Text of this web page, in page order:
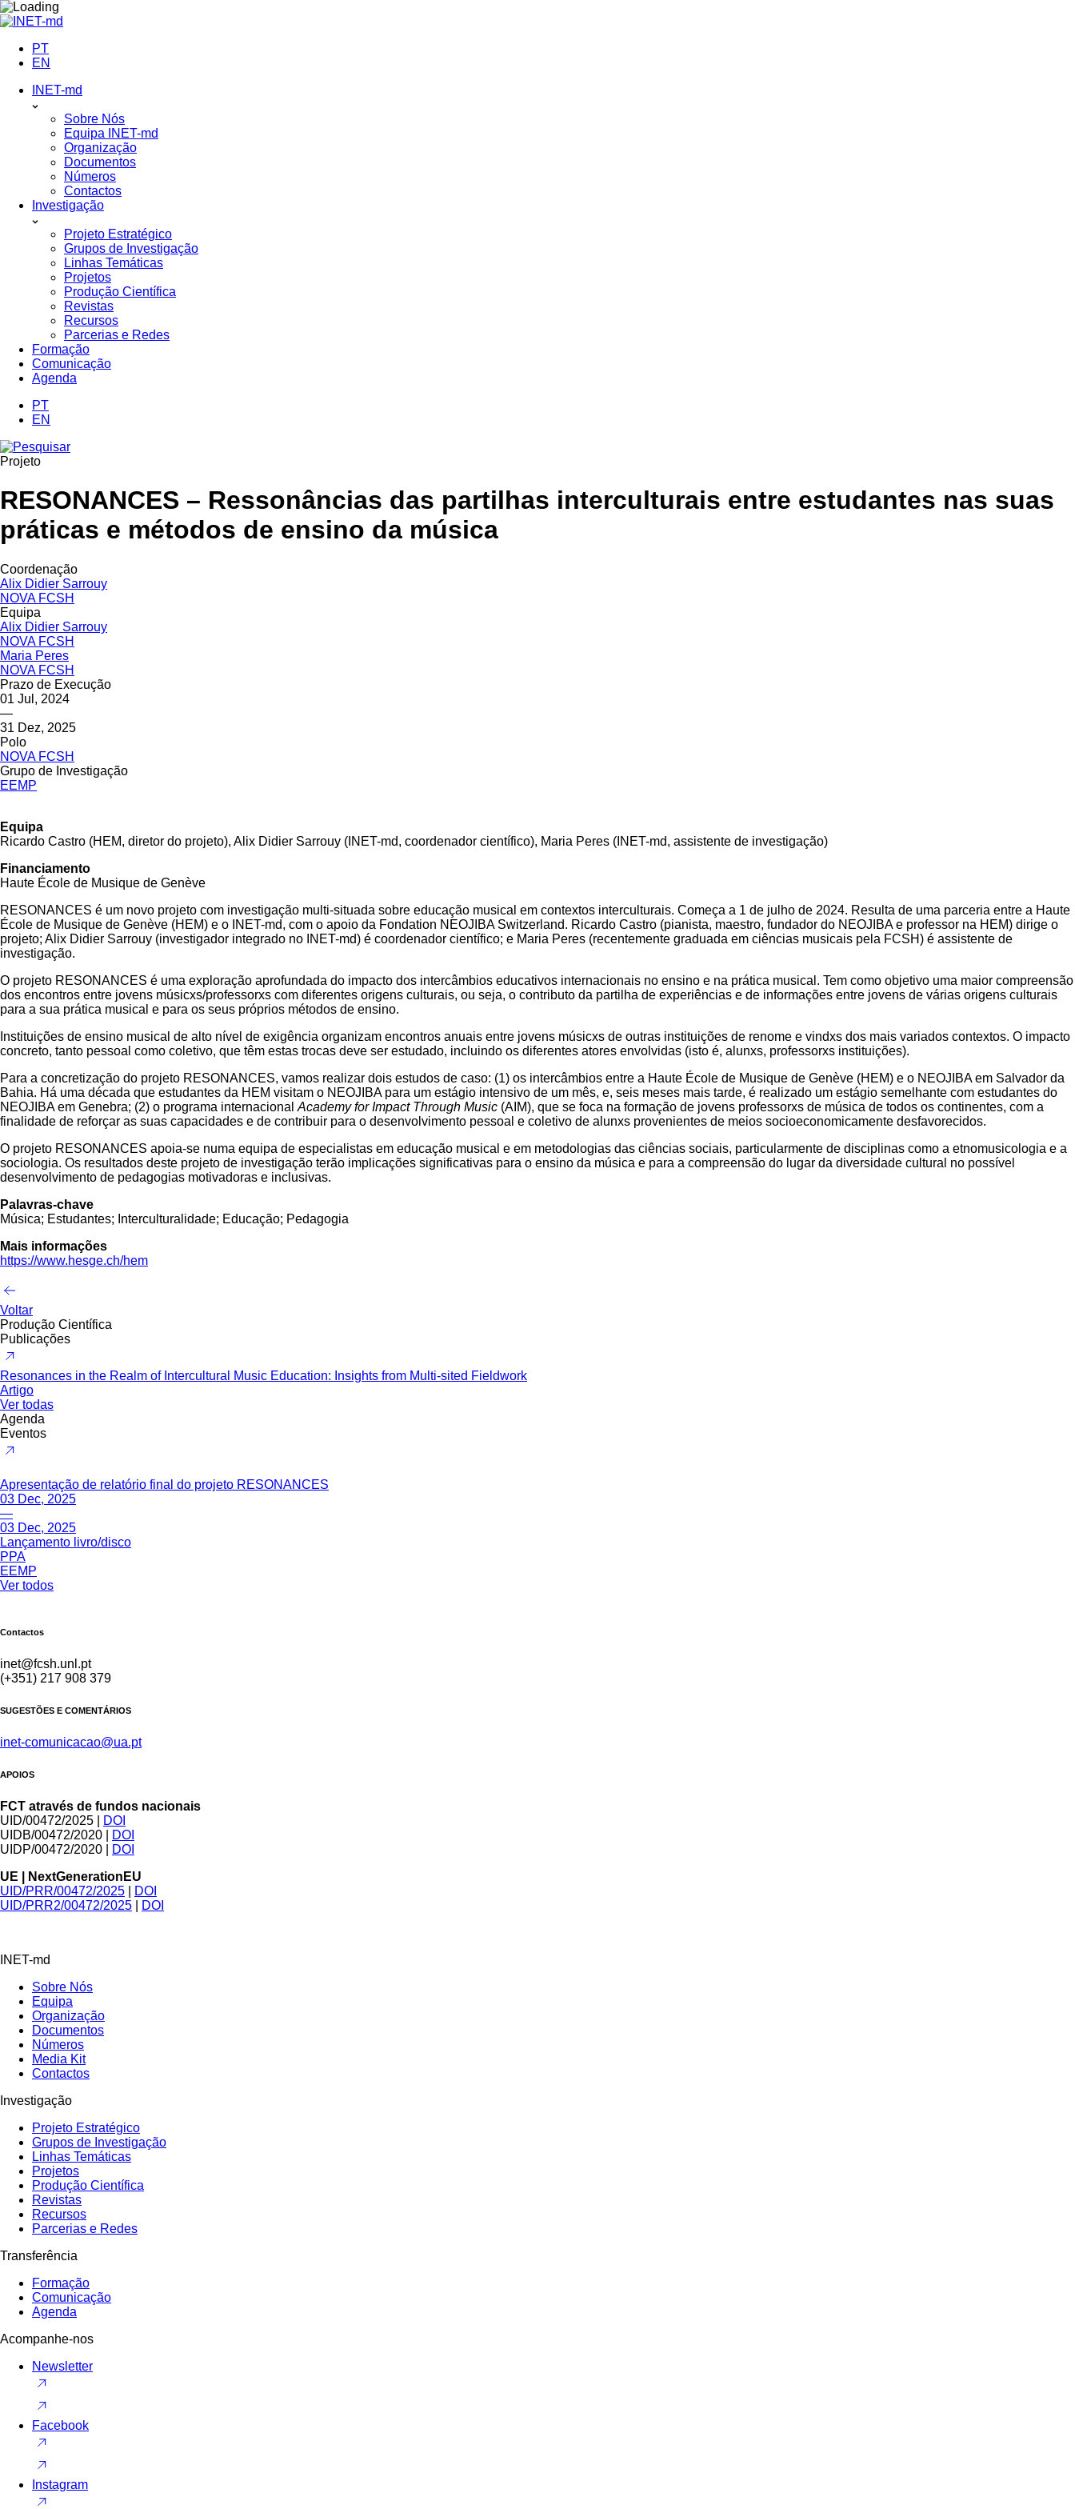
Skip
to
PT
EN
INET-md
Sobre Nós
Equipa INET-md
Organização
Documentos
Números
Contactos
Investigação
Projeto Estratégico
Grupos de Investigação
Linhas Temáticas
Projetos
Produção Científica
Revistas
Recursos
Parcerias e Redes
Formação
Comunicação
Agenda
PT
EN
Projeto
RESONANCES – Ressonâncias das partilhas interculturais entre estudantes nas suas
práticas e métodos de ensino da música
Coordenação
Alix Didier Sarrouy
NOVA FCSH
Equipa
Alix Didier Sarrouy
NOVA FCSH
Maria Peres
NOVA FCSH
Prazo de Execução
01 Jul, 2024
—
31 Dez, 2025
Polo
NOVA FCSH
Grupo de Investigação
EEMP
Equipa
Ricardo Castro (HEM, diretor do projeto), Alix Didier Sarrouy (INET-md, coordenador científico), Maria Peres (INET-md, assistente de investigação)
Financiamento
Haute École de Musique de Genève
RESONANCES é um novo projeto com investigação multi-situada sobre educação musical em contextos interculturais. Começa a 1 de julho de 2024. Resulta de uma parceria entre a Haute
École de Musique de Genève (HEM) e o INET-md, com o apoio da Fondation NEOJIBA Switzerland. Ricardo Castro (pianista, maestro, fundador do NEOJIBA e professor na HEM) dirige o
projeto; Alix Didier Sarrouy (investigador integrado no INET-md) é coordenador científico; e Maria Peres (recentemente graduada em ciências musicais pela FCSH) é assistente de
investigação.
O projeto RESONANCES é uma exploração aprofundada do impacto dos intercâmbios educativos internacionais no ensino e na prática musical. Tem como objetivo uma maior compreensão
dos encontros entre jovens músicxs/professorxs com diferentes origens culturais, ou seja, o contributo da partilha de experiências e de informações entre jovens de várias origens culturais
para a sua prática musical e para os seus próprios métodos de ensino.
Instituições de ensino musical de alto nível de exigência organizam encontros anuais entre jovens músicxs de outras instituições de renome e vindxs dos mais variados contextos. O impacto
concreto, tanto pessoal como coletivo, que têm estas trocas deve ser estudado, incluindo os diferentes atores envolvidas (isto é, alunxs, professorxs instituições).
Para a concretização do projeto RESONANCES, vamos realizar dois estudos de caso: (1) os intercâmbios entre a Haute École de Musique de Genève (HEM) e o NEOJIBA em Salvador da
Bahia. Há uma década que estudantes da HEM visitam o NEOJIBA para um estágio intensivo de um mês, e, seis meses mais tarde, é realizado um estágio semelhante com estudantes do
NEOJIBA em Genebra; (2) o programa internacional Academy for Impact Through Music (AIM), que se foca na formação de jovens professorxs de música de todos os continentes, com a
finalidade de reforçar as suas capacidades e de contribuir para o desenvolvimento pessoal e coletivo de alunxs provenientes de meios socioeconomicamente desfavorecidos.
O projeto RESONANCES apoia-se numa equipa de especialistas em educação musical e em metodologias das ciências sociais, particularmente de disciplinas como a etnomusicologia e a
sociologia. Os resultados deste projeto de investigação terão implicações significativas para o ensino da música e para a compreensão do lugar da diversidade cultural no possível
desenvolvimento de pedagogias motivadoras e inclusivas.
Palavras-chave
Música; Estudantes; Interculturalidade; Educação; Pedagogia
Mais informações
https://www.hesge.ch/hem
Voltar
Produção Científica
Publicações
Resonances in the Realm of Intercultural Music Education: Insights from Multi-sited Fieldwork
Artigo
Ver todas
Agenda
Eventos
Apresentação de relatório final do projeto RESONANCES
03 Dec, 2025
—
03 Dec, 2025
Lançamento livro/disco
PPA
EEMP
Ver todos
Contactos
inet@fcsh.unl.pt
(+351) 217 908 379
SUGESTÕES E COMENTÁRIOS
inet-comunicacao@ua.pt
APOIOS
FCT através de fundos nacionais
UID/00472/2025 |
DOI
UIDB/00472/2020 |
DOI
UIDP/00472/2020 |
DOI
UE | NextGenerationEU
UID/PRR/00472/2025
DOI
UID/PRR2/00472/2025
DOI
INET-md
Sobre Nós
Equipa
Organização
Documentos
Números
Media Kit
Contactos
Investigação
Projeto Estratégico
Grupos de Investigação
Linhas Temáticas
Projetos
Produção Científica
Revistas
Recursos
Parcerias e Redes
Transferência
Formação
Comunicação
Agenda
Acompanhe-nos
Newsletter
Facebook
Instagram